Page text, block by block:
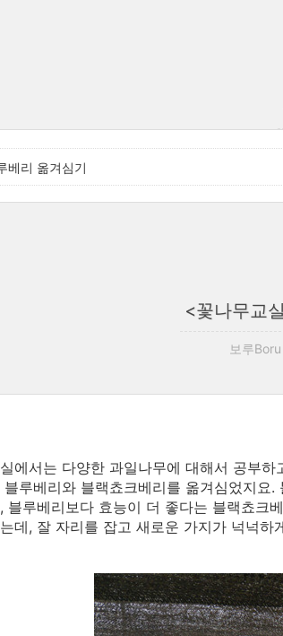
베리 옮겨심기
<꽃나무교
보루Boru
에서는 다양한 과일나무에 대해서 공부
루베리와 블랙쵸크베리를 옮겨심었지요
블루베리보다 효능이 더 좋다는 블랙쵸크
데, 잘 자리를 잡고 새로운 가지가 넉넉